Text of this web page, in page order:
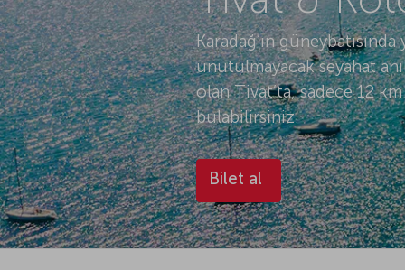
Karadağ’ın
unutulmayacak seyahat
olan Tivat’ta, sadece 12
bulabilirsiniz.
Bilet al